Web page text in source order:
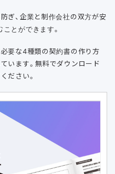
ぎ、企業と制作会社の双方が安
とができます。
要な4種類の契約書の作り方
います。無料でダウンロード
ださい。